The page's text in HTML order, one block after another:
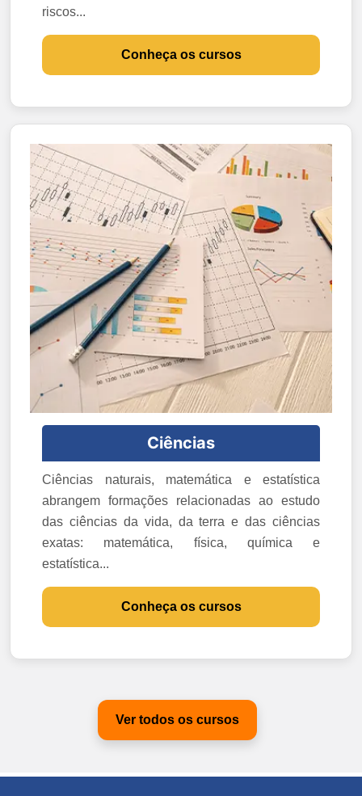
riscos...
Conheça os cursos
Ciências
Ciências naturais, matemática e estatística
abrangem formações relacionadas ao estudo
das ciências da vida, da terra e das ciências
exatas: matemática, física, química e
estatística...
Conheça os cursos
Ver todos os cursos